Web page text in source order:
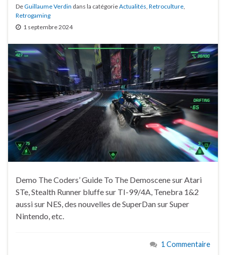
DeGuillaume Verdin dans la catégorieActualités Retroculture
Retrogaming
1 septembre 2024
Demo The Coders’ Guide To The Demoscene sur Atari
STe, Stealth Runner bluffe sur TI-99/4A, Tenebra 1&2
aussi sur NES, des nouvelles de SuperDan sur Super
Nintendo, etc.
1 Commentaire